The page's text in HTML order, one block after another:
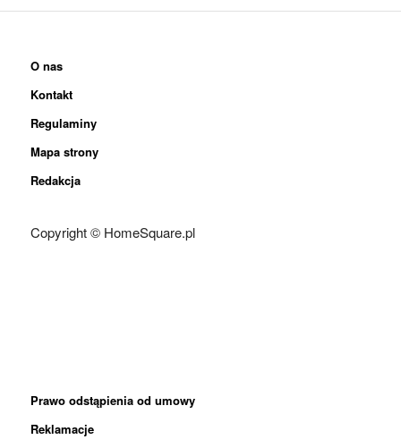
O nas
Kontakt
Regulaminy
Mapa strony
Redakcja
Copyright © HomeSquare.pl
Prawo odstąpienia od umowy
Reklamacje